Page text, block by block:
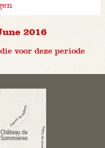
2016
voor deze periode